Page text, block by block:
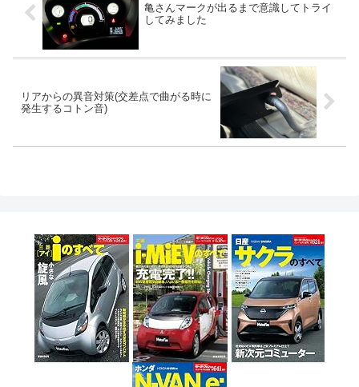
亀さんマークが出るまで意識してトライ
してみました
リアからの異音対策(交差点で曲がる時に
発生するコトン音)